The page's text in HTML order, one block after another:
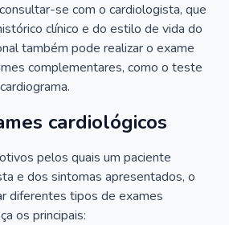
se com o cardiologista, que
clínico e do estilo de vida do
também pode realizar o exame
complementares, como o teste
cardiológicos
pelos quais um paciente
e dos sintomas apresentados, o
diferentes tipos de exames
os principais: